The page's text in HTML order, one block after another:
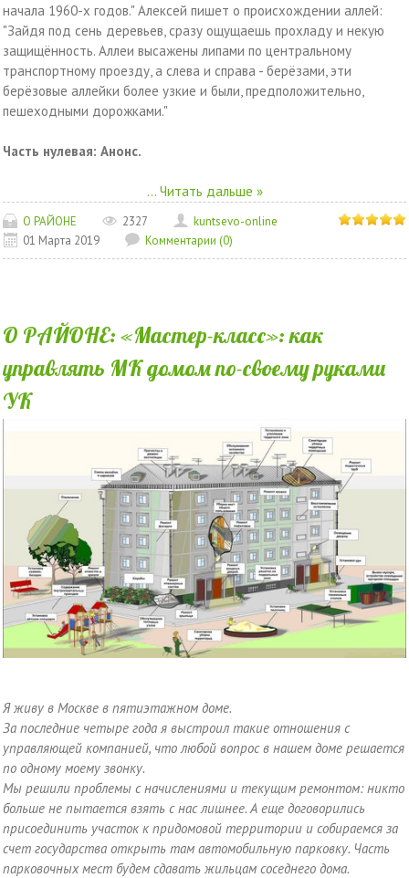
начала 1960-х годов." Алексей пишет о происхождении аллей:
"Зайдя под сень деревьев, сразу ощущаешь прохладу и некую
защищённость. Аллеи высажены липами по центральному
транспортному проезду, а слева и справа - берёзами, эти
берёзовые аллейки более узкие и были, предположительно,
пешеходными дорожками."
Часть нулевая: Анонс.
... Читать дальше »
О РАЙОНЕ 2327
kuntsevo-online
01 Марта 2019
Комментарии (0)
О РАЙОНЕ: «Мастер-класс»: как
управлять МК домом по-своему руками
УК
Я живу в Москве в пятиэтажном доме.
За последние четыре года я выстроил такие отношения с
управляющей компанией, что любой вопрос в нашем доме решается
по одному моему звонку.
Мы решили проблемы с начислениями и текущим ремонтом: никто
больше не пытается взять с нас лишнее. А еще договорились
присоединить участок к придомовой территории и собираемся за
счет государства открыть там автомобильную парковку. Часть
парковочных мест будем сдавать жильцам соседнего дома.